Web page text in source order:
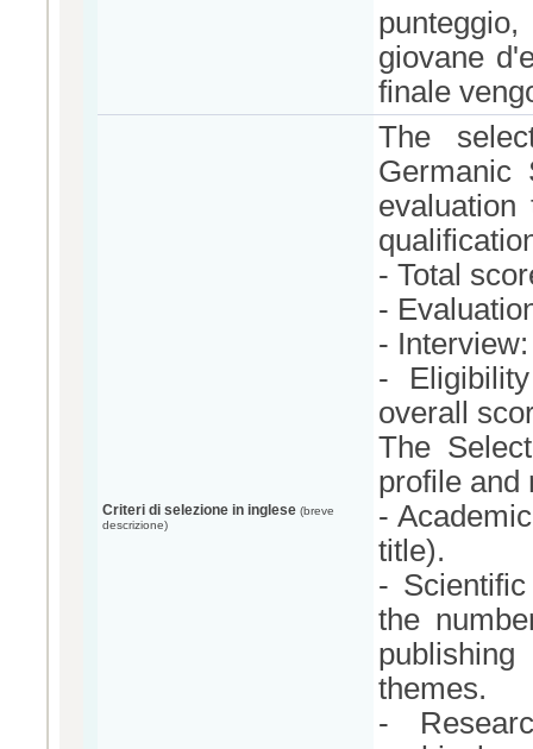
giovane
finale
Criteri di selezione in inglese (breve
descrizione)
The
Germanic
evaluation
- Total
-
-
-
overall
The
profile and
-
title).
-
the
themes.
-